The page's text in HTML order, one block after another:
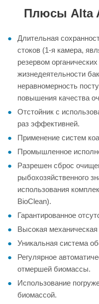
Плюсы Alta
Длительная
стоков (1-я камера,
резервом
жизнедеятельности
неравномерность
повышения качества
Отстойник с
раз эффективней.
Применение систем
Промышленное
Разрешен сброс
рыбохозяйственного
использования
BioClean).
Гарантированное
Высокая механическая
Уникальная система
Регулярное
отмершей биомассы.
Использование
биомассой.